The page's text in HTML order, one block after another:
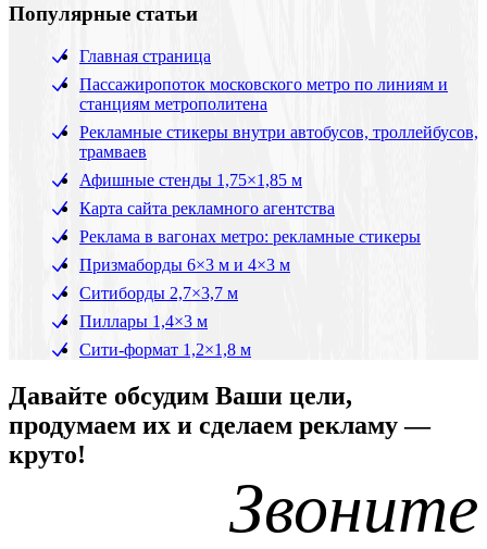
Популярные статьи
Главная страница
Пассажиропоток московского метро по линиям и
станциям метрополитена
Рекламные стикеры внутри автобусов, троллейбусов,
трамваев
Афишные стенды 1,75×1,85 м
Карта сайта рекламного агентства
Реклама в вагонах метро: рекламные стикеры
Призмаборды 6×3 м и 4×3 м
Ситиборды 2,7×3,7 м
Пиллары 1,4×3 м
Сити-формат 1,2×1,8 м
Давайте обсудим Ваши цели,
продумаем их и сделаем рекламу —
круто!
Звоните